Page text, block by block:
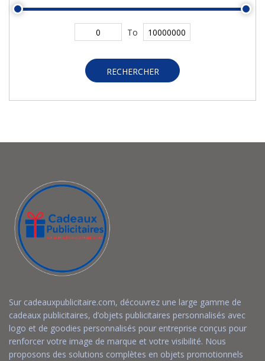
To
RECHERCHER
Sur cadeauxpublicitaire.com, découvrez une large gamme de
cadeaux publicitaires, d’objets publicitaires personnalisés avec
logo et de goodies personnalisés pour entreprise conçus pour
renforcer votre image de marque et votre visibilité. Nous
proposons des solutions complètes en objets promotionnels